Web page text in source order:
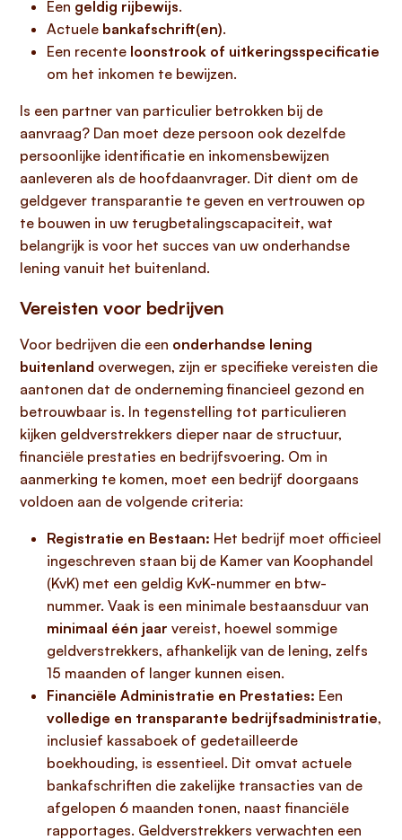
Een geldig rijbewijs.
Actuele bankafschrift(en).
Een recente loonstrook of uitkeringsspecificatie
om het inkomen te bewijzen.
Is een partner van particulier betrokken bij de
aanvraag? Dan moet deze persoon ook dezelfde
persoonlijke identificatie en inkomensbewijzen
aanleveren als de hoofdaanvrager. Dit dient om de
geldgever transparantie te geven en vertrouwen op
te bouwen in uw terugbetalingscapaciteit, wat
belangrijk is voor het succes van uw onderhandse
lening vanuit het buitenland.
Vereisten voor bedrijven
Voor bedrijven die een onderhandse lening
buitenland overwegen, zijn er specifieke vereisten die
aantonen dat de onderneming financieel gezond en
betrouwbaar is. In tegenstelling tot particulieren
kijken geldverstrekkers dieper naar de structuur,
financiële prestaties en bedrijfsvoering. Om in
aanmerking te komen, moet een bedrijf doorgaans
voldoen aan de volgende criteria:
Registratie en Bestaan: Het bedrijf moet officieel
ingeschreven staan bij de Kamer van Koophandel
(KvK) met een geldig KvK-nummer en btw-
nummer. Vaak is een minimale bestaansduur van
minimaal één jaar vereist, hoewel sommige
geldverstrekkers, afhankelijk van de lening, zelfs
15 maanden of langer kunnen eisen.
Financiële Administratie en Prestaties: Een
volledige en transparante bedrijfsadministratie,
inclusief kassaboek of gedetailleerde
boekhouding, is essentieel. Dit omvat actuele
bankafschriften die zakelijke transacties van de
afgelopen 6 maanden tonen, naast financiële
rapportages. Geldverstrekkers verwachten een